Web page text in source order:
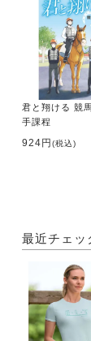
君と翔ける 競
手課程
924円(税込)
最近チェッ